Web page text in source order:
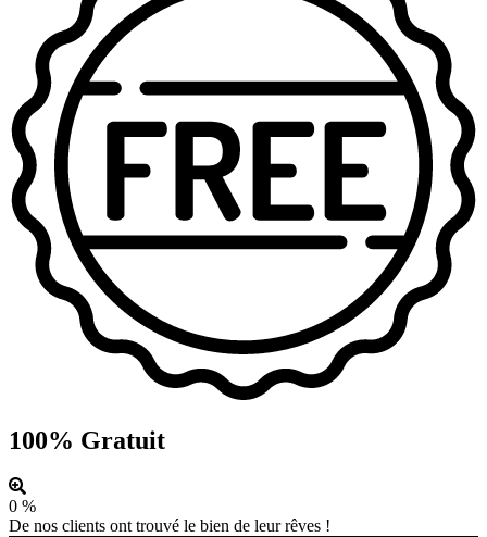
100% Gratuit
0 %
De nos clients ont trouvé le bien de leur rêves !